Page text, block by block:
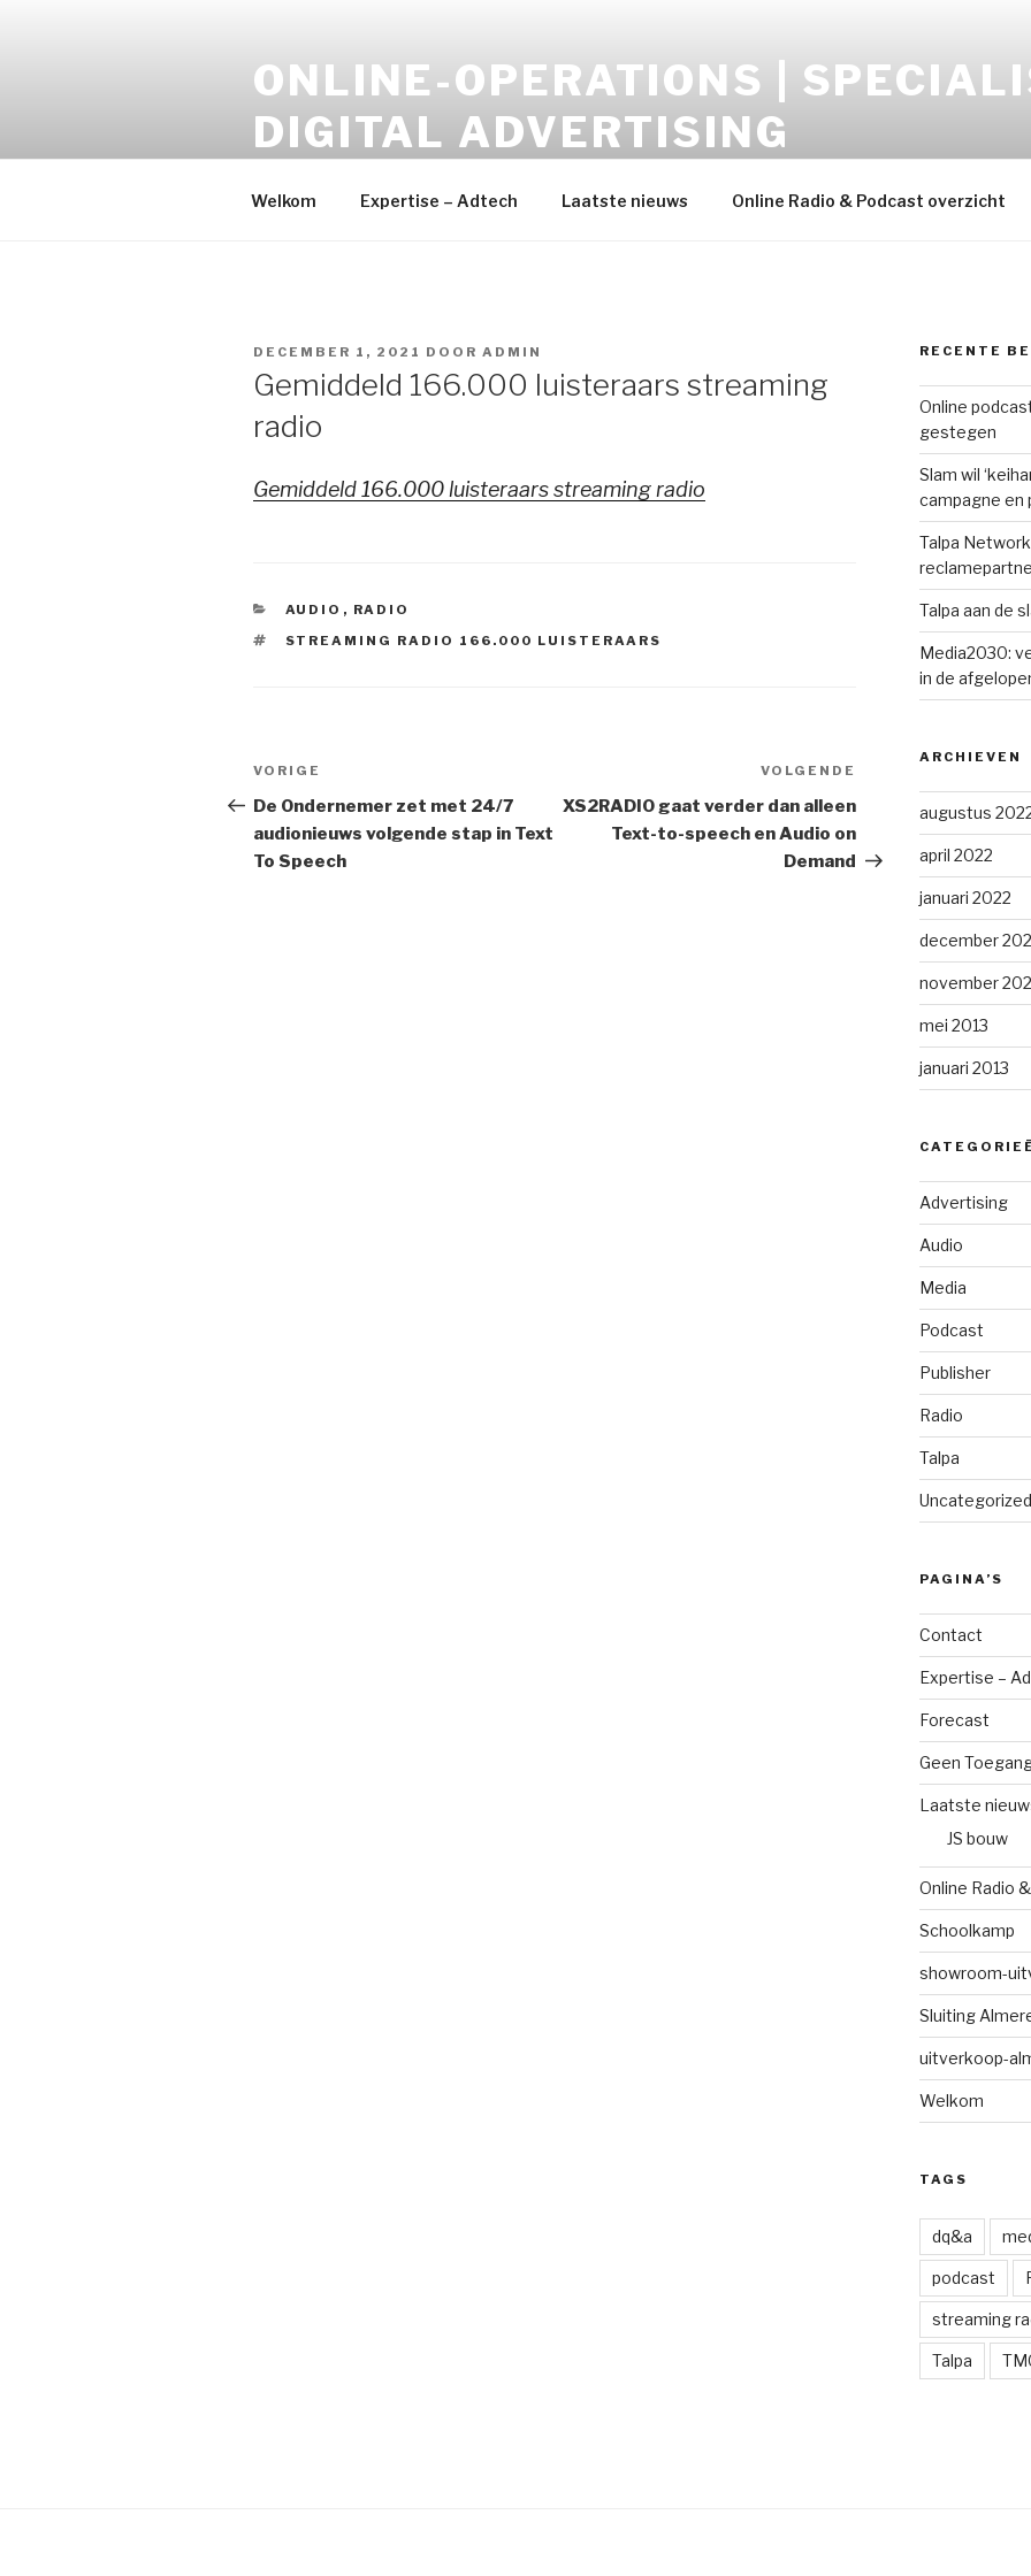
ONLINE-OPERATIONS |
DIGITAL ADVERTISING
Welkom Expertise – Adtech Laatste nieuws Online Radio & Podcast overzicht
GEPLAATST
DECEMBER 1, 2021 DOOR ADMIN
Gemiddeld 166.000 luisteraars streaming
radio
Gemiddeld 166.000 luisteraars streaming radio
CATEGORIEËN
AUDIO , RADIO
TAGS
STREAMING RADIO 166.000 LUISTERAARS
Bericht
navigatie
Vorig
bericht
VORIGE
De Ondernemer zet met 24/7
audionieuws volgende stap in Text
To Speech
bericht
VOLGENDE
XS2RADIO gaat verder dan alleen
Text-to-speech en Audio on
Demand
RECENTE
Online
gestegen
Slam wil
campagne en
Talpa
Talpa aan de
Media2030:
in de
ARCHIEVEN
augustus
april 2022
januari 2022
december
november
mei 2013
januari 2013
Advertising
Audio
Media
Podcast
Publisher
Radio
Talpa
Uncategorized
PAGINA’S
Contact
Expertise –
Forecast
Geen
Laatste
JS bouw
Online Radio
Schoolkamp
showroom-
Sluiting
uitverkoop-
Welkom
TAGS
dq&a
podcast
streaming
Talpa